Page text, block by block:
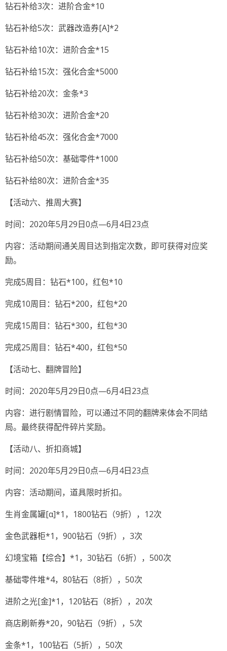
钻石补给3次：进阶合金*10
钻石补给5次：武器改造券[A]*2
钻石补给10次：进阶合金*15
钻石补给15次：强化合金*5000
钻石补给20次：金条*3
钻石补给30次：进阶合金*20
钻石补给45次：强化合金*7000
钻石补给50次：基础零件*1000
钻石补给80次：进阶合金*35
【活动六、推周大赛】
时间：2020年5月29日0点—6月4日23点
内容：活动期间通关周目达到指定次数，即可获得对应奖
励。
完成5周目：钻石*100，红包*10
完成10周目：钻石*200，红包*20
完成15周目：钻石*300，红包*30
完成25周目：钻石*400，红包*50
【活动七、翻牌冒险】
时间：2020年5月29日0点—6月4日23点
内容：进行剧情冒险，可以通过不同的翻牌来体会不同结
局。最终获得配件碎片奖励。
【活动八、折扣商城】
时间：2020年5月29日0点—6月4日23点
内容：活动期间，道具限时折扣。
生肖金属罐[α]*1，1800钻石（9折），12次
金色武器柜*1，900钻石（9折），3次
幻境宝箱【综合】*1，30钻石（6折），500次
基础零件堆*4，80钻石（8折），50次
进阶之光[金]*1，120钻石（8折），20次
商店刷新券*20，90钻石（9折），5次
金条*1，100钻石（5折），50次